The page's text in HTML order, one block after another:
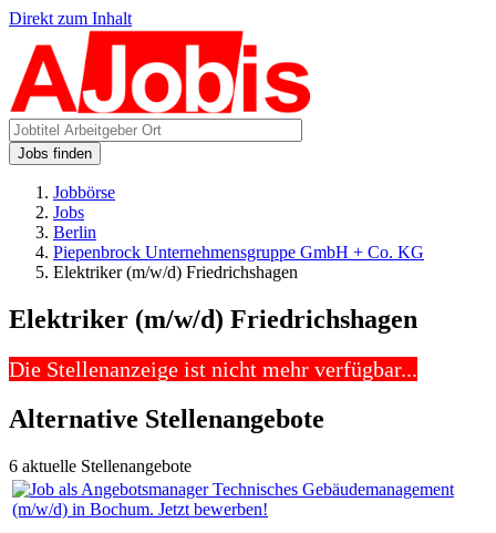
Direkt zum Inhalt
Jobs finden
Jobbörse
Jobs
Berlin
Piepenbrock Unternehmensgruppe GmbH + Co. KG
Elektriker (m/w/d) Friedrichshagen
Elektriker (m/w/d) Friedrichshagen
Die Stellenanzeige ist nicht mehr verfügbar...
Alternative Stellenangebote
6 aktuelle Stellenangebote